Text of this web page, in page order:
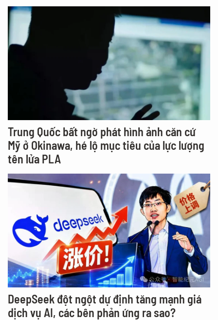
Trung Quốc bất ngờ phát hình ảnh căn cứ
Mỹ ở Okinawa, hé lộ mục tiêu của lực lượng
tên lửa PLA
DeepSeek đột ngột dự định tăng mạnh giá
dịch vụ AI, các bên phản ứng ra sao?